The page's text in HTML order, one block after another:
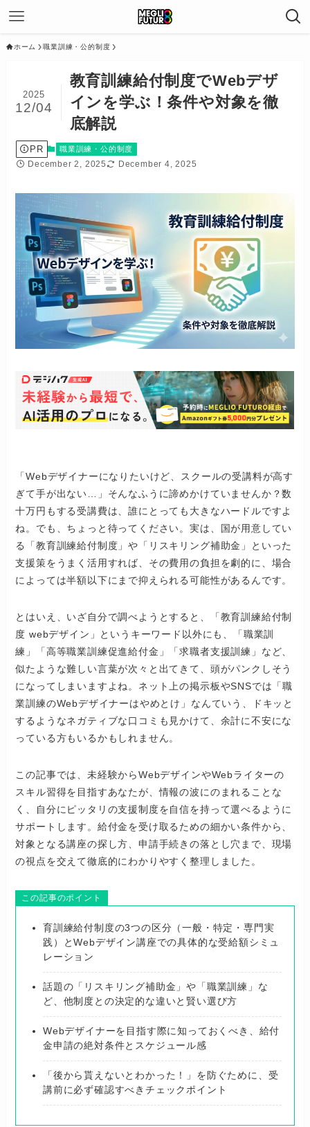
ホーム 職業訓練・公的制度
教育訓練給付制度でWebデザ
インを学ぶ！条件や対象を徹
底解説
2025
12/04
PR 職業訓練・公的制度
December 2, 2025 December 4, 2025
「Webデザイナーになりたいけど、スクールの受講料が高す
ぎて手が出ない…」そんなふうに諦めかけていませんか？数
十万円もする受講費は、誰にとっても大きなハードルですよ
ね。でも、ちょっと待ってください。実は、国が用意してい
る「教育訓練給付制度」や「リスキリング補助金」といった
支援策をうまく活用すれば、その費用の負担を劇的に、場合
によっては半額以下にまで抑えられる可能性があるんです。
とはいえ、いざ自分で調べようとすると、「教育訓練給付制
度 webデザイン」というキーワード以外にも、「職業訓
練」「高等職業訓練促進給付金」「求職者支援訓練」など、
似たような難しい言葉が次々と出てきて、頭がパンクしそう
になってしまいますよね。ネット上の掲示板やSNSでは「職
業訓練のWebデザイナーはやめとけ」なんていう、ドキッと
するようなネガティブな口コミも見かけて、余計に不安にな
っている方もいるかもしれません。
この記事では、未経験からWebデザインやWebライターの
スキル習得を目指すあなたが、情報の波にのまれることな
く、自分にピッタリの支援制度を自信を持って選べるように
サポートします。給付金を受け取るための細かい条件から、
対象となる講座の探し方、申請手続きの落とし穴まで、現場
の視点を交えて徹底的にわかりやすく整理しました。
この記事のポイント
育訓練給付制度の3つの区分（一般・特定・専門実
践）とWebデザイン講座での具体的な受給額シミュ
レーション
話題の「リスキリング補助金」や「職業訓練」な
ど、他制度との決定的な違いと賢い選び方
Webデザイナーを目指す際に知っておくべき、給付
金申請の絶対条件とスケジュール感
「後から貰えないとわかった！」を防ぐために、受
講前に必ず確認すべきチェックポイント